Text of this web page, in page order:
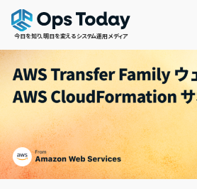
今日を知り、明日を変えるシステム運用メディア